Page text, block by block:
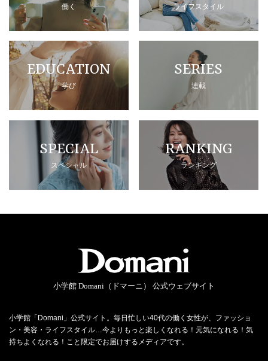
働く ライフスタイル
EDUCATION
学び
SERIES
連載
SPECIAL
スペシャル
RANKING
ランキング
小学館 Domani（ドマーニ） 公式ウェブサイト
小学館「Domani」公式サイト。毎日忙しい40代の働く女性が、ファッショ
ン・美容・ライフスタイル…今よりもっと楽しくなれる！元気になれる！気
持ちよくなれる！こと限定でお届けするメディアです。